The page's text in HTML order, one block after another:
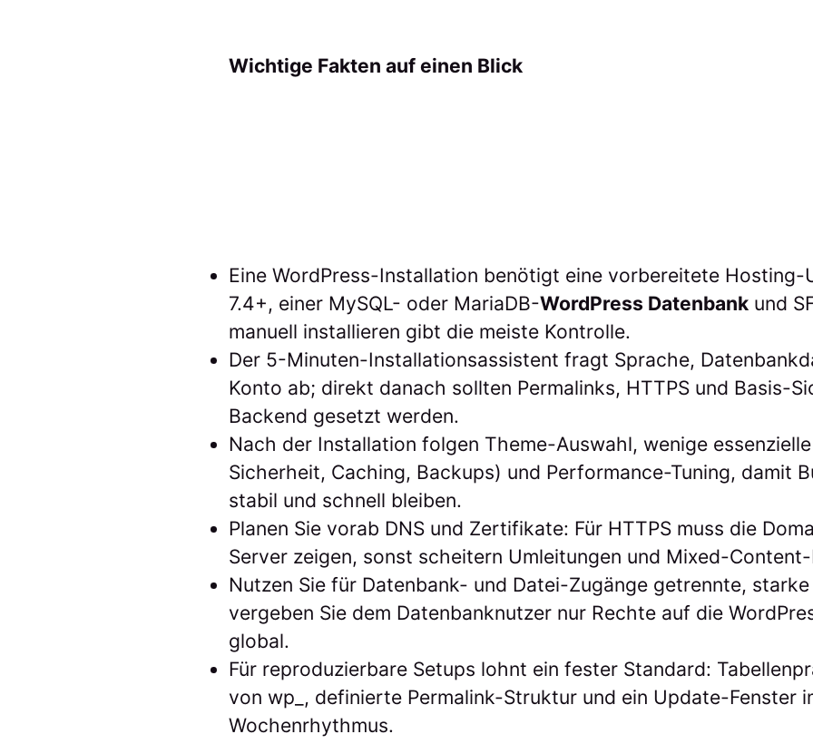
Wichtige Fakten auf einen Blick
Eine WordPress-Installation benötigt eine vorbereitete Hosting-
7.4+, einer MySQL- oder MariaDB-WordPress Datenbank und
manuell installieren gibt die meiste Kontrolle.
Der 5-Minuten-Installationsassistent fragt Sprache,
Konto ab; direkt danach sollten Permalinks, HTTPS und Basis-
Backend gesetzt werden.
Nach der Installation folgen Theme-Auswahl, wenige essenzielle
Sicherheit, Caching, Backups) und Performance-Tuning, damit
stabil und schnell bleiben.
Planen Sie vorab DNS und Zertifikate: Für HTTPS muss die
Server zeigen, sonst scheitern Umleitungen und Mixed-
Nutzen Sie für Datenbank- und Datei-Zugänge getrennte,
vergeben Sie dem Datenbanknutzer nur Rechte auf die
global.
Für reproduzierbare Setups lohnt ein fester Standard:
von wp_, definierte Permalink-Struktur und ein Update-Fenster
Wochenrhythmus.